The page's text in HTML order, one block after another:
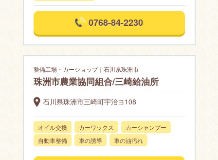
0768-84-2230
整備工場・カーショップ｜石川県珠洲市
珠洲市農業協同組合/三崎給油所
石川県珠洲市三崎町宇治ヨ108
オイル交換 カーワックス
カーシャンプー
自動車整備
車の誘導 車の油汚れ